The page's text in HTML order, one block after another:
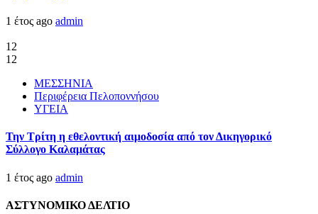
1 έτος ago admin
12
12
ΜΕΣΣΗΝΙΑ
Περιφέρεια Πελοποννήσου
ΥΓΕΙΑ
Την Τρίτη η εθελοντική αιμοδοσία από τον Δικηγορικό
Σύλλογο Καλαμάτας
1 έτος ago admin
ΑΣΤΥΝΟΜΙΚΟ ΔΕΛΤΙΟ